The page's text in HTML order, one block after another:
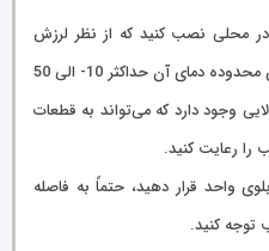
در محلی نصب کنید که از نظر لرزش
ایمن (کمتر از L509M/S2) و همچنین محدوده دمای آن حداکثر 10- الی 50
وجود دارد که می‌تواند به قطعات
را رعایت کنید.
واحد قرار دهید، حتماً به فاصله
توجه کنید.